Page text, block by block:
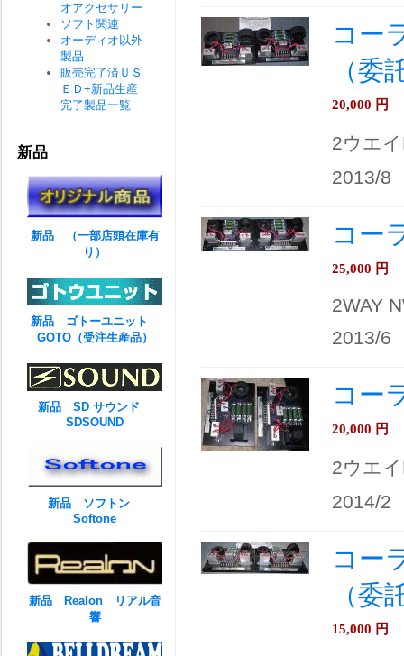
コー
（委
20,000 円
2ウエ
2013/8
コー
25,000 円
2WAY
2013/6
コー
20,000 円
2ウエ
2014/2
コー
（委
15,000 円
オアクセサリー
ソフト関連
オーディオ以外
製品
販売完了済ＵＳ
ＥＤ+新品生産
完了製品一覧
新品
新品 （一部店頭在庫有
り）
新品 ゴトーユニット
GOTO（受注生産品）
新品 SD サウンド
SDSOUND
新品 ソフトン
Softone
新品 Realon リアル音
響